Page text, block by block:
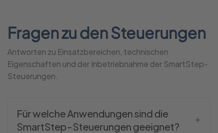
Fragen zu den Steuerungen
Antworten zu Einsatzbereichen, technischen
Eigenschaften und der Inbetriebnahme der SmartStep-
Steuerungen.
Für welche Anwendungen sind die
SmartStep-Steuerungen geeignet?